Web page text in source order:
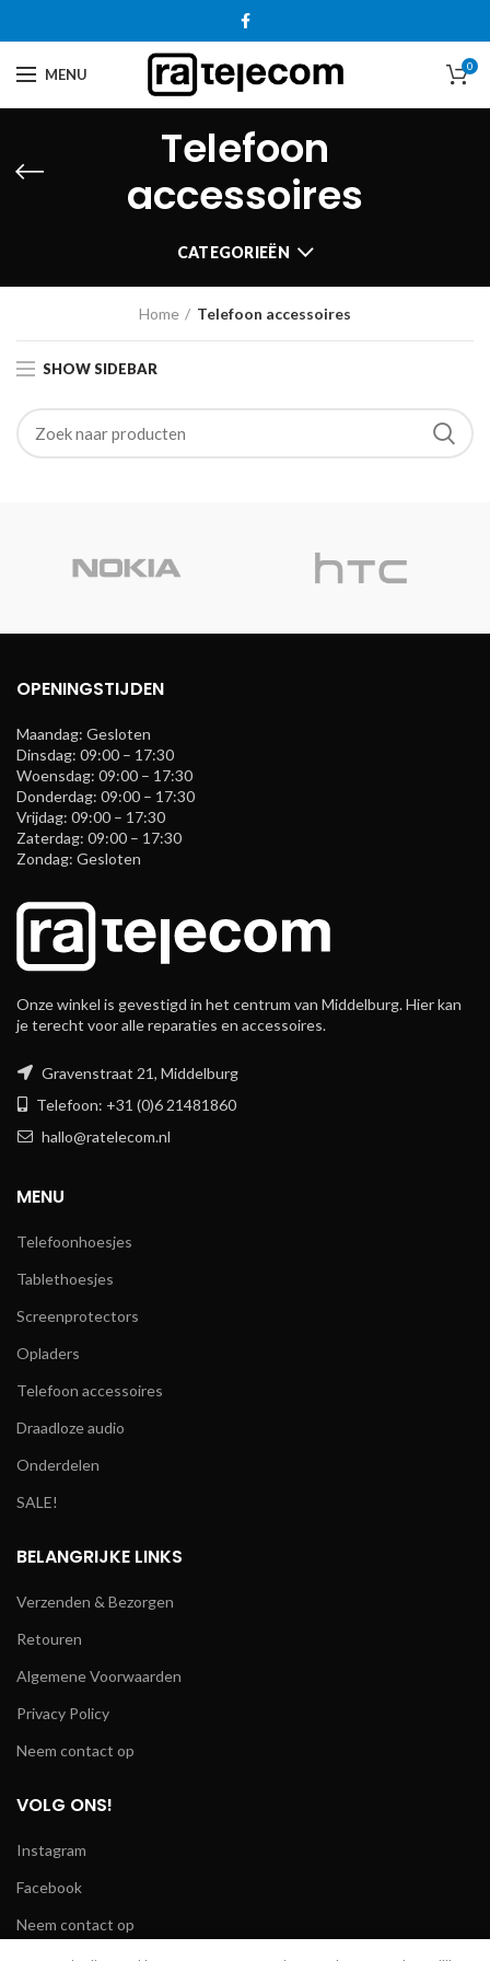
MENU 0
Telefoon
accessoires
CATEGORIEËN
Home Telefoon accessoires
SHOW SIDEBAR
OPENINGSTIJDEN
Maandag: Gesloten
Dinsdag: 09:00 – 17:30
Woensdag: 09:00 – 17:30
Donderdag: 09:00 – 17:30
Vrijdag: 09:00 – 17:30
Zaterdag: 09:00 – 17:30
Zondag: Gesloten
Onze winkel is gevestigd in het centrum van Middelburg. Hier kan
je terecht voor alle reparaties en accessoires.
Gravenstraat 21, Middelburg
Telefoon: +31 (0)6 21481860
hallo@ratelecom.nl
MENU
Telefoonhoesjes
Tablethoesjes
Screenprotectors
Opladers
Telefoon accessoires
Draadloze audio
Onderdelen
SALE!
BELANGRIJKE LINKS
Verzenden & Bezorgen
Retouren
Algemene Voorwaarden
Privacy Policy
Neem contact op
VOLG ONS!
Instagram
Facebook
Neem contact op